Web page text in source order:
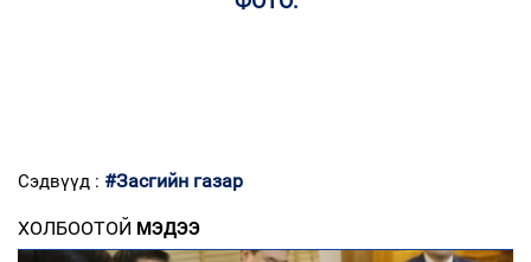
Сэдвүүд : #Засгийн газар
ХОЛБООТОЙ МЭДЭЭ